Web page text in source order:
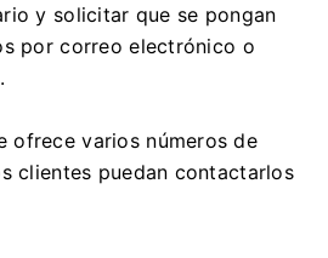
y solicitar que se pongan
por correo electrónico o
ofrece varios números de
clientes puedan contactarlos